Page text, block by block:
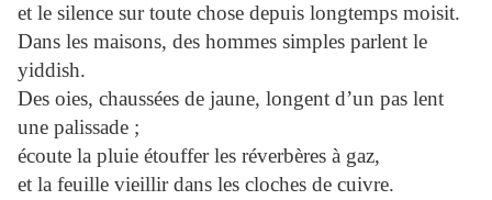
et le silence sur toute chose depuis longtemps moisit.
Dans les maisons, des hommes simples parlent le
yiddish.
Des oies, chaussées de jaune, longent d’un pas lent
une palissade ;
écoute la pluie étouffer les réverbères à gaz,
et la feuille vieillir dans les cloches de cuivre.